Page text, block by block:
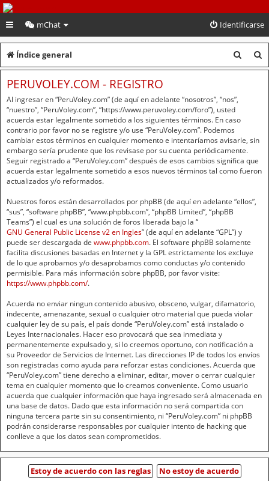
PeruVoley.com
mChat Identificarse
Índice general
u
u
r
PERUVOLEY.COM - REGISTRO
Al ingresar en “PeruVoley.com” (de aquí en adelante “nosotros”, “nos”,
“nuestro”, “PeruVoley.com”, “https://www.peruvoley.com/foro”), usted
acuerda estar legalmente sometido a los siguientes términos. En caso
contrario por favor no se registre y/o use “PeruVoley.com”. Podemos
cambiar estos términos en cualquier momento e intentaríamos avisarle, sin
embargo sería prudente que los revisase por su cuenta periódicamente.
Seguir registrado a “PeruVoley.com” después de esos cambios significa que
acuerda estar legalmente sometido a esos nuevos términos tal como fueron
actualizados y/o reformados.
Nuestros foros están desarrollados por phpBB (de aquí en adelante “ellos”,
“sus”, “software phpBB”, “www.phpbb.com”, “phpBB Limited”, “phpBB
Teams”) el cual es una solución de foros liberada bajo la “
GNU General Public License v2 en Ingles” (de aquí en adelante “GPL”) y
puede ser descargada de www.phpbb.com. El software phpBB solamente
facilita discusiones basadas en Internet y la GPL estrictamente los excluye
de lo que aprobamos y/o desaprobamos como conductas y/o contenido
permisible. Para más información sobre phpBB, por favor visite:
https://www.phpbb.com/.
Acuerda no enviar ningun contenido abusivo, obsceno, vulgar, difamatorio,
indecente, amenazante, sexual o cualquier otro material que pueda violar
cualquier ley de su país, el país donde “PeruVoley.com” está instalado o
Leyes Internacionales. Hacer eso provocará que sea inmediata y
permanentemente expulsado y, si lo creemos oportuno, con notificación a
su Proveedor de Servicios de Internet. Las direcciones IP de todos los envíos
son registradas como ayuda para reforzar estas condiciones. Acuerda que
“PeruVoley.com” tiene derecho a eliminar, editar, mover o cerrar cualquier
tema en cualquier momento que lo creamos conveniente. Como usuario
acuerda que cualquier información que haya ingresado será almacenada en
una base de datos. Dado que esta información no será compartida con
ninguna tercera parte sin su consentimiento, ni “PeruVoley.com” ni phpBB
podrán considerarse responsables por cualquier intento de hacking que
conlleve a que los datos sean comprometidos.